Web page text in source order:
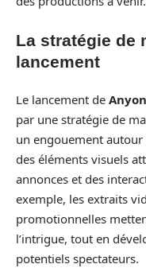
La stratégie de
lancement
Le lancement de
par une stratégie de
un engouement autour
des éléments visuels
annonces et des
exemple, les extraits
promotionnelles
l’intrigue, tout en
potentiels spectateurs.